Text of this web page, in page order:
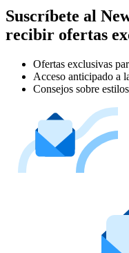
Suscríbete al
recibir ofertas
Ofertas exclusivas
Acceso anticipado a
Consejos sobre